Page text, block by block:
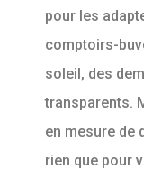
pour les
comptoirs-
soleil, des
transparents.
en mesure de
rien que pour